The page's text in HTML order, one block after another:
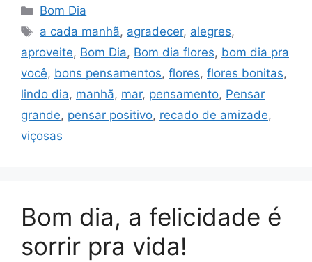
Categorias
Bom Dia
Tags
a cada manhã, agradecer, alegres,
aproveite, Bom Dia, Bom dia flores, bom dia pra
você, bons pensamentos, flores, flores bonitas,
lindo dia, manhã, mar, pensamento, Pensar
grande, pensar positivo, recado de amizade,
viçosas
Bom dia, a felicidade é
sorrir pra vida!